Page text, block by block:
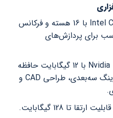
Intel Core i9-12950HX با 16 هسته و فرکانس
برای پردازش‌های
Nvidia RTX A3000 با 12 گیگابایت حافظه
GDDR6، ایده‌آل برای رندرینگ سه‌بعدی، طراحی CAD و